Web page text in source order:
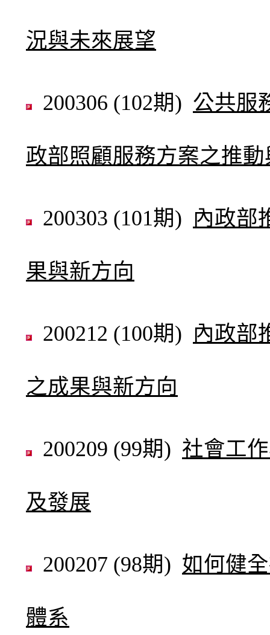
況與未來展望
200306 (102期) 公共服
政部照顧服務方案之推
200303 (101期) 內政部
果與新方向
200212 (100期) 內政部
之成果與新方向
200209 (99期) 社會工
及發展
200207 (98期) 如何健
體系